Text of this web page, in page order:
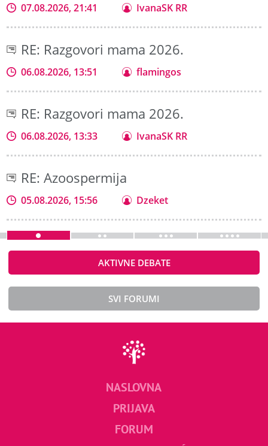
07.08.2026, 21:41 IvanaSK RR
RE: Razgovori mama 2026.
06.08.2026, 13:51 flamingos
RE: Razgovori mama 2026.
06.08.2026, 13:33 IvanaSK RR
RE: Azoospermija
05.08.2026, 15:56 Dzeket
AKTIVNE DEBATE
SVI FORUMI
NASLOVNA
PRIJAVA
FORUM